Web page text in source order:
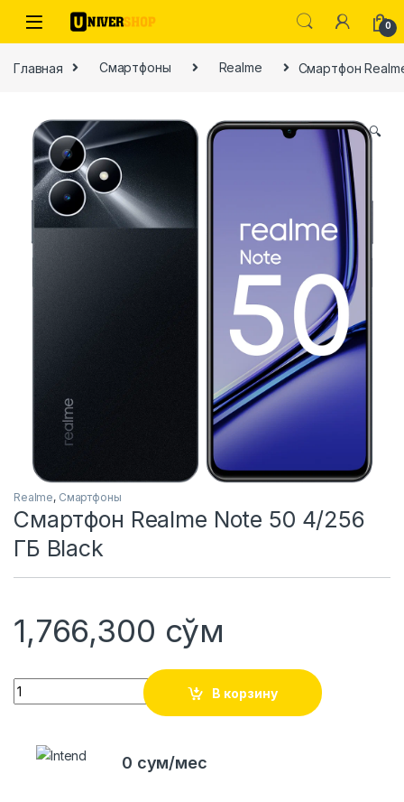
Skip to navigation
Skip to content
0
Главная Смартфоны Realme Смартфон
🔍
Realme, Смартфоны
Смартфон Realme Note 50 4/256
ГБ Black
1,766,300 сўм
Quantity
В корзину
0 сум/мес